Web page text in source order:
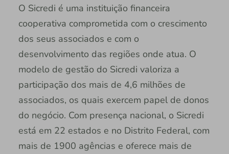
O Sicredi é uma instituição financeira
cooperativa comprometida com o crescimento
dos seus associados e com o
desenvolvimento das regiões onde atua. O
modelo de gestão do Sicredi valoriza a
participação dos mais de 4,6 milhões de
associados, os quais exercem papel de donos
do negócio. Com presença nacional, o Sicredi
está em 22 estados e no Distrito Federal, com
mais de 1900 agências e oferece mais de